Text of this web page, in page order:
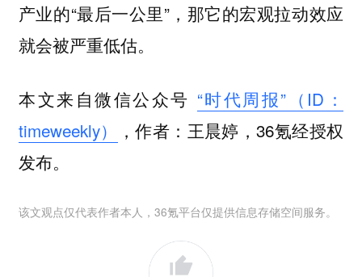
产业的“最后一公里”，那它的宏观拉动效应
就会被严重低估。
本文来自微信公众号 “时代周报”（ID：
timeweekly）
，作者：王晨婷，36氪经授权
发布。
该文观点仅代表作者本人，36氪平台仅提供信息存储空间服务。